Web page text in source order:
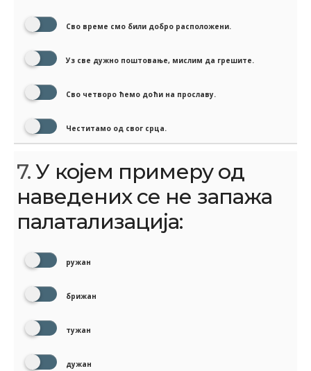
Сво време смо били добро расположени.
Уз све дужно поштовање, мислим да грешите.
Сво четворо ћемо доћи на прославу.
Честитамо од свог срца.
7.У којем примеру од
наведених се не запажа
палатализација:
ружан
брижан
тужан
дужан